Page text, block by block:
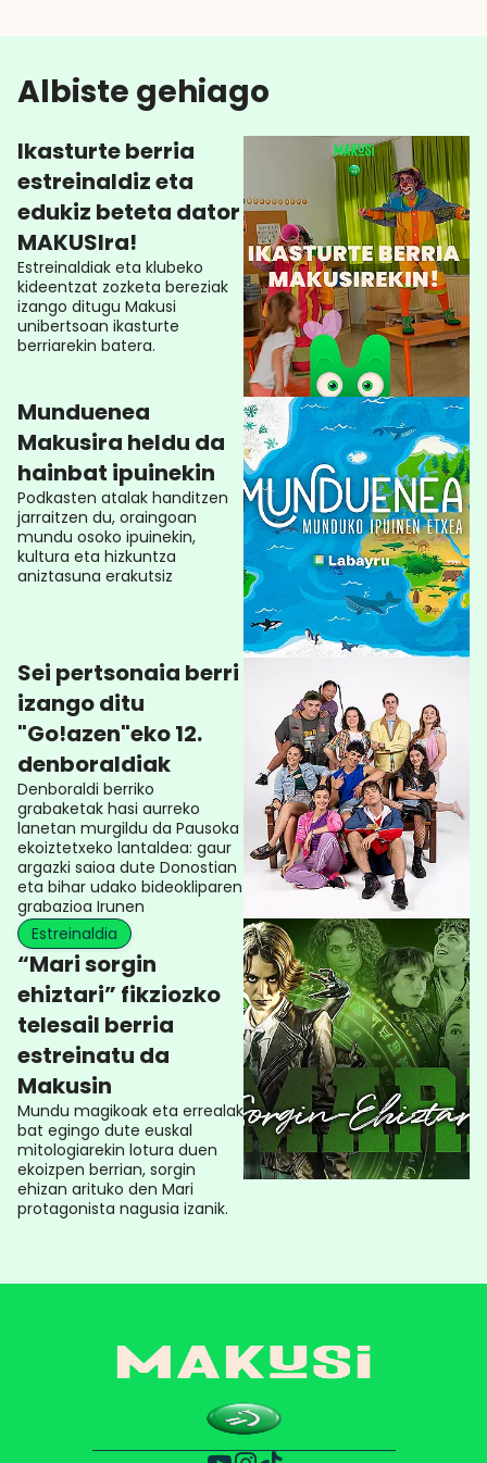
Albiste gehiago
Ikasturte berria
estreinaldiz eta
edukiz beteta dator
MAKUSIra!
Estreinaldiak eta klubeko
kideentzat zozketa bereziak
izango ditugu Makusi
unibertsoan ikasturte
berriarekin batera.
Munduenea
Makusira heldu da
hainbat ipuinekin
Podkasten atalak handitzen
jarraitzen du, oraingoan
mundu osoko ipuinekin,
kultura eta hizkuntza
aniztasuna erakutsiz
Sei pertsonaia berri
izango ditu
"Go!azen"eko 12.
denboraldiak
Denboraldi berriko
grabaketak hasi aurreko
lanetan murgildu da Pausoka
ekoiztetxeko lantaldea: gaur
argazki saioa dute Donostian
eta bihar udako bideokliparen
grabazioa Irunen
Estreinaldia
“Mari sorgin
ehiztari” fikziozko
telesail berria
estreinatu da
Makusin
Mundu magikoak eta errealak
bat egingo dute euskal
mitologiarekin lotura duen
ekoizpen berrian, sorgin
ehizan arituko den Mari
protagonista nagusia izanik.